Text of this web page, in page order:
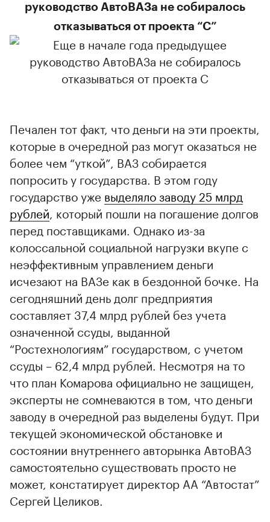
руководство АвтоВАЗа не собиралось
отказываться от проекта “С”
Печален тот факт, что деньги на эти проекты,
которые в очередной раз могут оказаться не
более чем “уткой”, ВАЗ собирается
попросить у государства. В этом году
государство уже выделяло заводу 25 млрд
рублей , который пошли на погашение долгов
перед поставщиками. Однако из-за
колоссальной социальной нагрузки вкупе с
неэффективным управлением деньги
исчезают на ВАЗе как в бездонной бочке. На
сегодняшний день долг предприятия
составляет 37,4 млрд рублей без учета
означенной ссуды, выданной
“Ростехнологиям” государством, с учетом
ссуды – 62,4 млрд рублей. Несмотря на то
что план Комарова официально не защищен,
эксперты не сомневаются в том, что деньги
заводу в очередной раз выделены будут. При
текущей экономической обстановке и
состоянии внутреннего авторынка АвтоВАЗ
самостоятельно существовать просто не
может, констатирует директор АА “Автостат”
Сергей Целиков.